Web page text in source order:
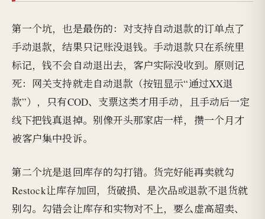
第一个坑，也是最伤的：对支持自动退款的订单点了
手动退款，结果只记账没退钱。手动退款只在系统里
标记，钱不会自动退出去，客户实际没收到。原则记
死：网关支持就走自动退款（按钮显示“通过XX退
款”），只有COD、支票这类才用手动，且手动后一定
线下把钱真退掉。别像开头那家店一样，攒一个月才
被客户集中投诉。
第二个坑是退回库存的勾打错。货完好能再卖就勾
Restock让库存加回，货破损、是次品或退款不退货就
别勾。勾错会让库存和实物对不上，要么虚高超卖、